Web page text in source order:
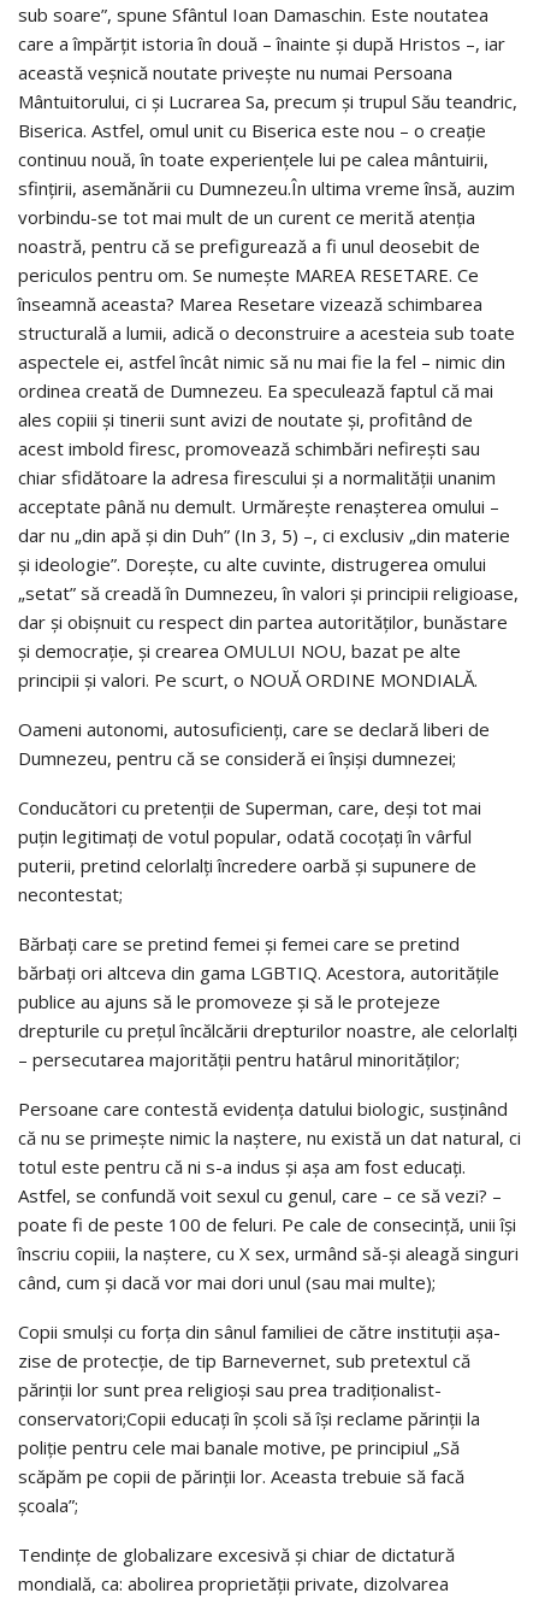
sub soare”, spune Sfântul Ioan Damaschin. Este noutatea
care a împărțit istoria în două – înainte și după Hristos –, iar
această veșnică noutate privește nu numai Persoana
Mântuitorului, ci și Lucrarea Sa, precum și trupul Său teandric,
Biserica. Astfel, omul unit cu Biserica este nou – o creație
continuu nouă, în toate experiențele lui pe calea mântuirii,
sfințirii, asemănării cu Dumnezeu.În ultima vreme însă, auzim
vorbindu-se tot mai mult de un curent ce merită atenția
noastră, pentru că se prefigurează a fi unul deosebit de
periculos pentru om. Se numește MAREA RESETARE. Ce
înseamnă aceasta? Marea Resetare vizează schimbarea
structurală a lumii, adică o deconstruire a acesteia sub toate
aspectele ei, astfel încât nimic să nu mai fie la fel – nimic din
ordinea creată de Dumnezeu. Ea speculează faptul că mai
ales copiii și tinerii sunt avizi de noutate și, profitând de
acest imbold firesc, promovează schimbări nefirești sau
chiar sfidătoare la adresa firescului și a normalității unanim
acceptate până nu demult. Urmărește renașterea omului –
dar nu „din apă și din Duh” (In 3, 5) –, ci exclusiv „din materie
și ideologie”. Dorește, cu alte cuvinte, distrugerea omului
„setat” să creadă în Dumnezeu, în valori și principii religioase,
dar și obișnuit cu respect din partea autorităților, bunăstare
și democrație, și crearea OMULUI NOU, bazat pe alte
principii și valori. Pe scurt, o NOUĂ ORDINE MONDIALĂ.
Oameni autonomi, autosuficienți, care se declară liberi de
Dumnezeu, pentru că se consideră ei înșiși dumnezei;
Conducători cu pretenții de Superman, care, deși tot mai
puțin legitimați de votul popular, odată cocoțați în vârful
puterii, pretind celorlalți încredere oarbă și supunere de
necontestat;
Bărbați care se pretind femei și femei care se pretind
bărbați ori altceva din gama LGBTIQ. Acestora, autoritățile
publice au ajuns să le promoveze și să le protejeze
drepturile cu prețul încălcării drepturilor noastre, ale celorlalți
– persecutarea majorității pentru hatârul minorităților;
Persoane care contestă evidența datului biologic, susținând
că nu se primește nimic la naștere, nu există un dat natural, ci
totul este pentru că ni s-a indus și așa am fost educați.
Astfel, se confundă voit sexul cu genul, care – ce să vezi? –
poate fi de peste 100 de feluri. Pe cale de consecință, unii își
înscriu copiii, la naștere, cu X sex, urmând să-și aleagă singuri
când, cum și dacă vor mai dori unul (sau mai multe);
Copii smulși cu forța din sânul familiei de către instituții așa-
zise de protecție, de tip Barnevernet, sub pretextul că
părinții lor sunt prea religioși sau prea tradiționalist-
conservatori;Copii educați în școli să își reclame părinții la
poliție pentru cele mai banale motive, pe principiul „Să
scăpăm pe copii de părinții lor. Aceasta trebuie să facă
școala”;
Tendințe de globalizare excesivă și chiar de dictatură
mondială, ca: abolirea proprietății private, dizolvarea